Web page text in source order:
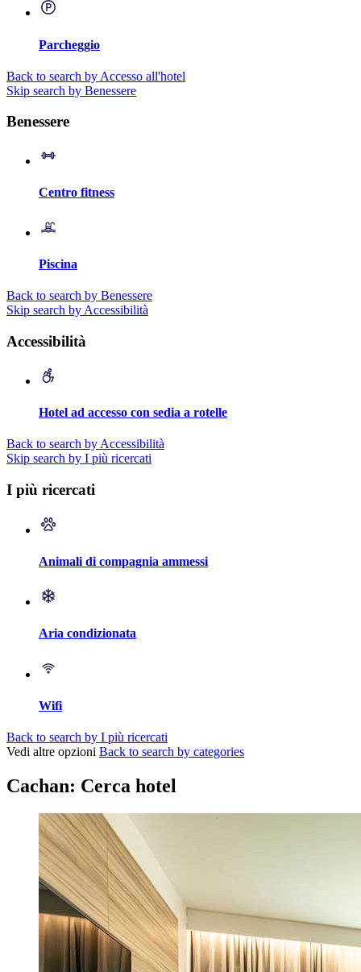
Parcheggio
Back to search by Accesso all'hotel
Skip search by Benessere
Benessere
Centro fitness
Piscina
Back to search by Benessere
Skip search by Accessibilità
Accessibilità
Hotel ad accesso con sedia a rotelle
Back to search by Accessibilità
Skip search by I più ricercati
I più ricercati
Animali di compagnia ammessi
Aria condizionata
Wifi
Back to search by I più ricercati
Vedi altre opzioni Back to search by categories
Cachan: Cerca hotel